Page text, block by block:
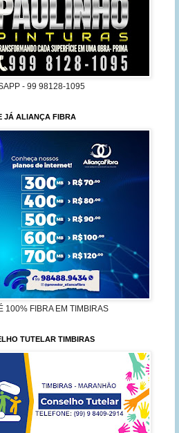
- 99 98128-1095
JÁ ALIANÇA FIBRA
100% FIBRA EM TIMBIRAS
TUTELAR TIMBIRAS